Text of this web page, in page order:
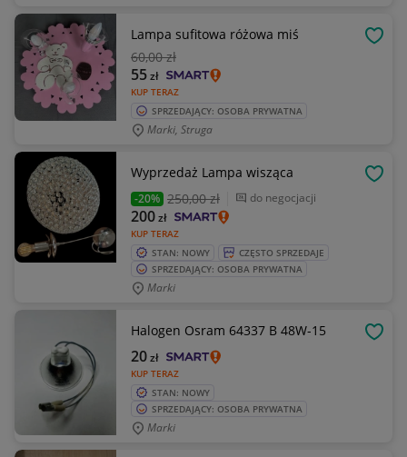
Lampa sufitowa różowa miś
60,00 zł
KUP TERAZ
55zł
SPRZEDAJĄCY: OSOBA PRYWATNA
Marki, Struga
Wyprzedaż Lampa wisząca
-20% 250,00 zł do negocjacji
KUP TERAZ
200zł
STAN: NOWY
CZĘSTO SPRZEDAJE
SPRZEDAJĄCY: OSOBA PRYWATNA
Marki
Halogen Osram 64337 B 48W-15
KUP TERAZ
20zł
STAN: NOWY
SPRZEDAJĄCY: OSOBA PRYWATNA
Marki